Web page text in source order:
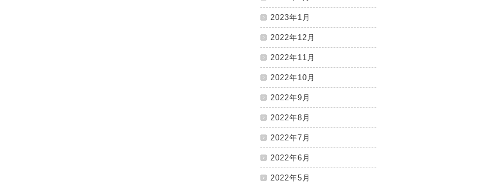
2023年1月
2022年12月
2022年11月
2022年10月
2022年9月
2022年8月
2022年7月
2022年6月
2022年5月